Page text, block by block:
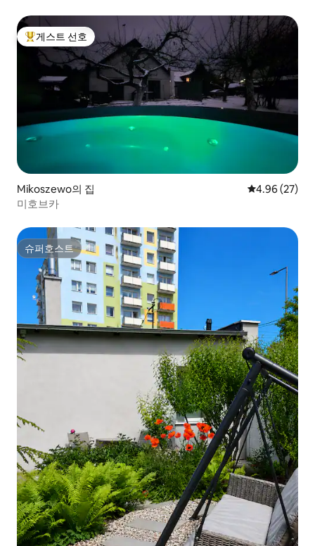
상위 게스트 선호
게스트 선호
Mikoszewo의 집 평점 4.96점(5
4.96 (27)
미호브카
슈퍼호스트
슈퍼호스트